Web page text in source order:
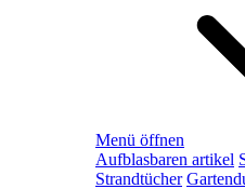
Menü öffnen
Aufblasbaren artikel
Strandtücher